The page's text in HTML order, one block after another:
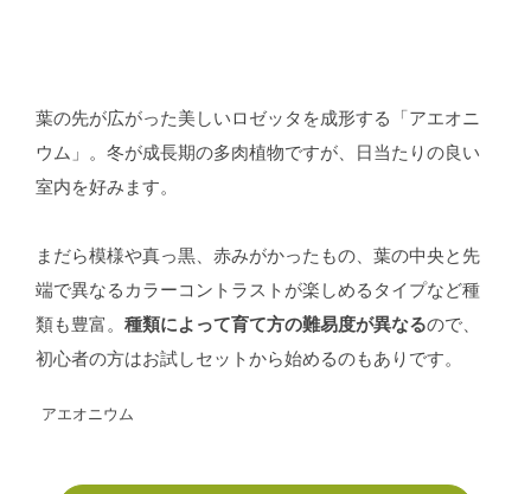
葉の先が広がった美しいロゼッタを成形する「アエオニ
ウム」。冬が成長期の多肉植物ですが、日当たりの良い
室内を好みます。
まだら模様や真っ黒、赤みがかったもの、葉の中央と先
端で異なるカラーコントラストが楽しめるタイプなど種
類も豊富。 種類によって育て方の難易度が異なるので、
初心者の方はお試しセットから始めるのもありです。
アエオニウム